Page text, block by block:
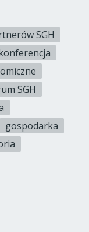
SGH
SGH
gospodarka